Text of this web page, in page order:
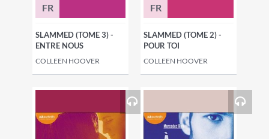
FR
SLAMMED (TOME 3) -
ENTRE NOUS
COLLEEN HOOVER
FR
SLAMMED (TOME 2) -
POUR TOI
COLLEEN HOOVER